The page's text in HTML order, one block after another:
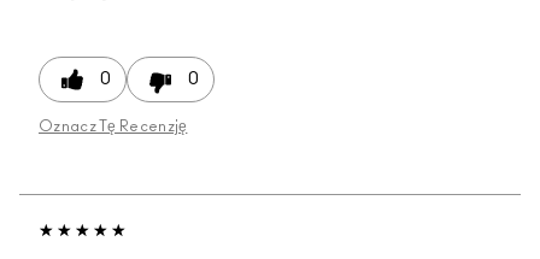
0 0
Oznacz Tę Recenzję